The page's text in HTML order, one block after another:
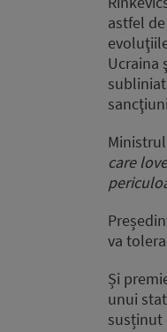
astfel
Ucraina
care
va
Și
unui
susținut